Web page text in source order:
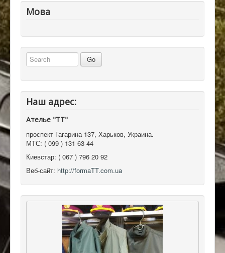
Мова
Наш адрес:
Ателье "ТТ"
проспект Гагарина 137, Харьков, Украина.
МТС: ( 099 ) 131 63 44
Киевстар: ( 067 ) 796 20 92
Веб-сайт: http://formaTT.com.ua